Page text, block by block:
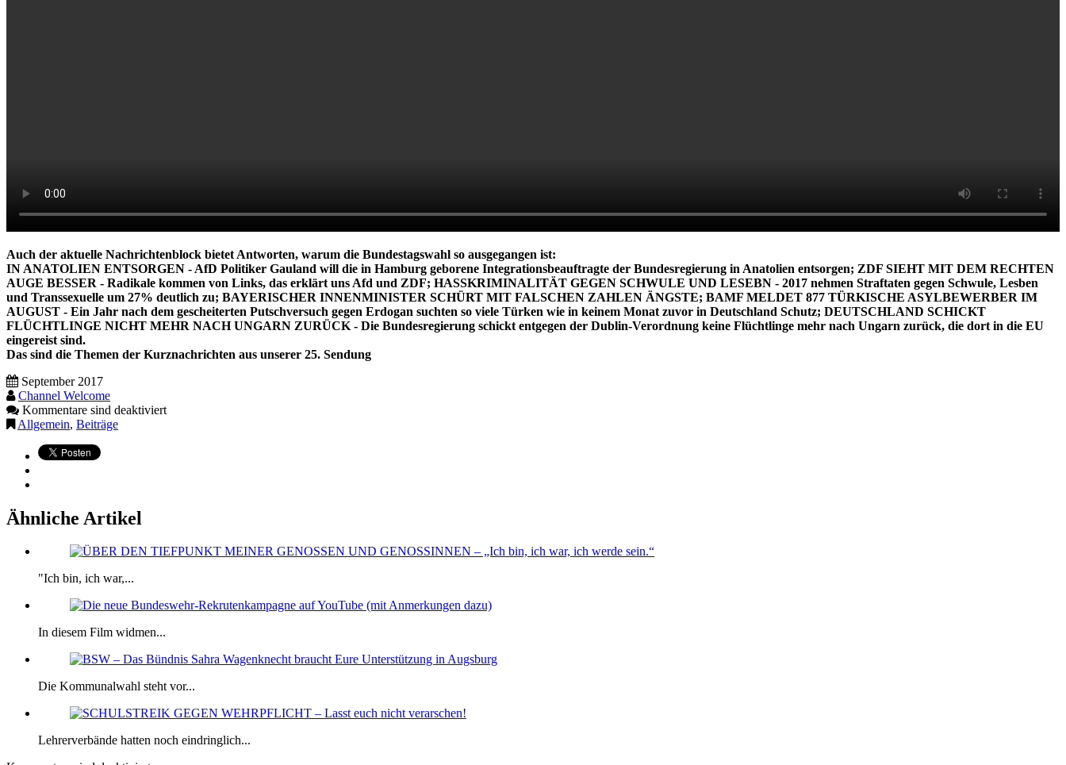
Auch der aktuelle Nachrichtenblock bietet Antworten, warum die Bundestagswahl so ausgegangen ist:
IN ANATOLIEN ENTSORGEN - AfD Politiker Gauland will die in Hamburg geborene Integrationsbeauftragte der Bundesregierung in Anatolien entsorgen; ZDF SIEHT MIT DEM RECHTEN
AUGE BESSER - Radikale kommen von Links, das erklärt uns Afd und ZDF; HASSKRIMINALITÄT GEGEN SCHWULE UND LESEBN - 2017 nehmen Straftaten gegen Schwule, Lesben
und Transsexuelle um 27% deutlich zu; BAYERISCHER INNENMINISTER SCHÜRT MIT FALSCHEN ZAHLEN ÄNGSTE; BAMF MELDET 877 TÜRKISCHE ASYLBEWERBER IM
AUGUST - Ein Jahr nach dem gescheiterten Putschversuch gegen Erdogan suchten so viele Türken wie in keinem Monat zuvor in Deutschland Schutz; DEUTSCHLAND SCHICKT
FLÜCHTLINGE NICHT MEHR NACH UNGARN ZURÜCK - Die Bundesregierung schickt entgegen der Dublin-Verordnung keine Flüchtlinge mehr nach Ungarn zurück, die dort in die EU
eingereist sind.
Das sind die Themen der Kurznachrichten aus unserer 25. Sendung
September 2017
Channel Welcome
Kommentare sind deaktiviert
Allgemein, Beiträge
Ähnliche Artikel
"Ich bin, ich war,...
In diesem Film widmen...
Die Kommunalwahl steht vor...
Lehrerverbände hatten noch eindringlich...